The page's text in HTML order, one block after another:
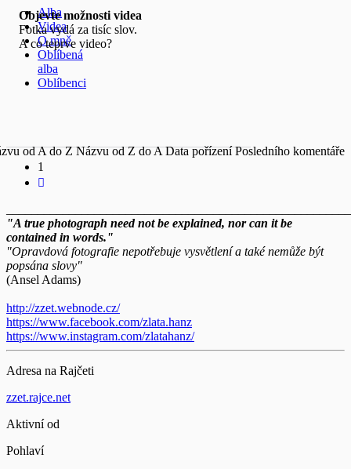
https://www.instagram.com/zlatahanz/
Objevte možnosti videa
Fotka vydá za tisíc slov.
A co teprve video?
Alba
Videa
O mně
Oblíbená
alba
Oblíbenci
od A do Z Názvu od Z do A Data pořízení Posledního komentáře
1
"A true photograph need not be explained, nor can it be
contained in words."
"Opravdová fotografie nepotřebuje vysvětlení a také nemůže být
popsána slovy"
(Ansel Adams)
http://zzet.webnode.cz/
https://www.facebook.com/zlata.hanz
https://www.instagram.com/zlatahanz/
Adresa na Rajčeti
zzet.rajce.net
Aktivní od
Pohlaví